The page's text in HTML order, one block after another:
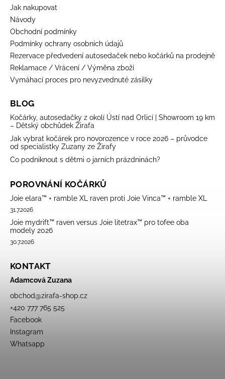
Jak nakupovat
Návody
Obchodní podmínky
Podmínky ochrany osobních údajů
Rezervace předvedení autosedaček nebo kočárků na prodejně
Reklamace / Vrácení / Výměna zboží
Vymáhací proces pro nevyzvednuté zásilky
BLOG
Kočárky, autosedačky z okolí Ústí nad Orlicí | Showroom 19 km
– Dětský obchůdek Žirafa
Jak vybrat kočárek pro novorozence v roce 2026 – průvodce
od specialistky Zuzany ze Žirafy
Co podniknout s dětmi o jarních prázdninách?
POROVNÁNÍ KOČÁRKŮ
Joie elara™ + ramble XL raven proti Joie Vinca™ + ramble XL
31.7.2026
Joie mydrift™ raven versus Joie litetrax™ pro tofee oba
modely 2026
30.7.2026
KONTAKT
Adamcová Zuzana
obchod@zirafa-shop.cz
+420 777 765 525
Facebook
Instagram
Whatsapp